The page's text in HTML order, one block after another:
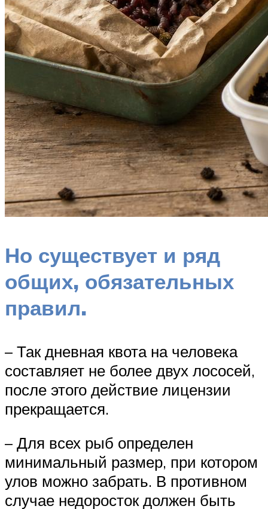
Но существует и ряд
общих, обязательных
правил.
– Так дневная квота на человека
составляет не более двух лососей,
после этого действие лицензии
прекращается.
– Для всех рыб определен
минимальный размер, при котором
улов можно забрать. В противном
случае недоросток должен быть